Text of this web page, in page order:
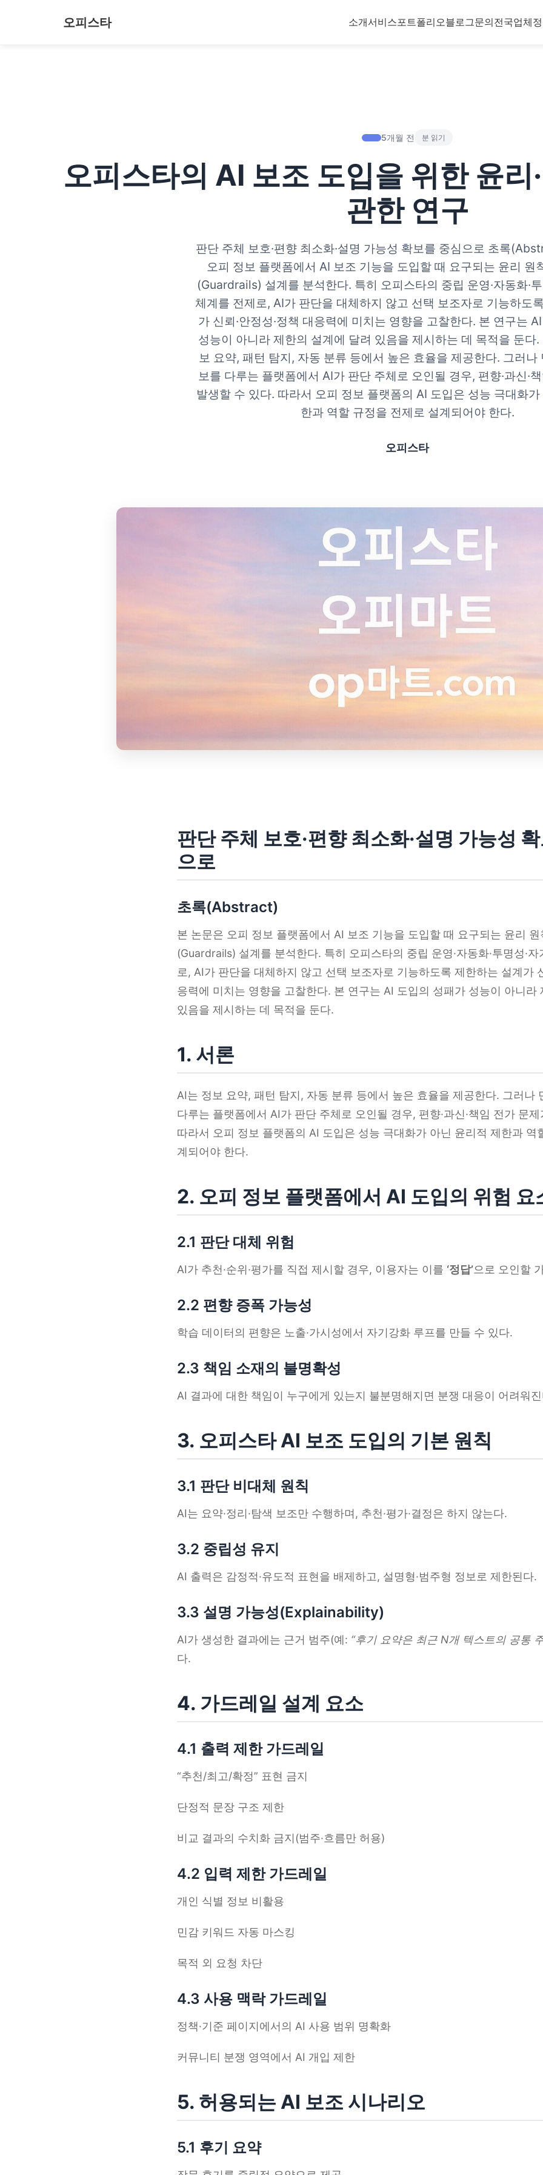
오피스타 소개서비스포트폴리오블로그문의전국업체
5개월 전 분 읽기
오피스타의 AI 보조 도입을 위한 윤리
관한 연구
판단 주체 보호·편향 최소화·설명 가능성 확보를 중심으로 초록
오피 정보 플랫폼에서 AI 보조 기능을 도입할 때 요구되는 윤리 원
(Guardrails) 설계를 분석한다. 특히 오피스타의 중립 운영·자동화·
체계를 전제로, AI가 판단을 대체하지 않고 선택 보조자로 기능하도
가 신뢰·안정성·정책 대응력에 미치는 영향을 고찰한다. 본 연구는
성능이 아니라 제한의 설계에 달려 있음을 제시하는 데 목적을 둔다.
보 요약, 패턴 탐지, 자동 분류 등에서 높은 효율을 제공한다. 그러나
보를 다루는 플랫폼에서 AI가 판단 주체로 오인될 경우, 편향·과신·
발생할 수 있다. 따라서 오피 정보 플랫폼의 AI 도입은 성능 극대화
한과 역할 규정을 전제로 설계되어야 한다.
오피스타
판단 주체 보호·편향 최소화·설명 가능성
으로
초록(Abstract)
본 논문은 오피 정보 플랫폼에서 AI 보조 기능을 도입할 때 요구되는 윤리
(Guardrails) 설계를 분석한다. 특히 오피스타의 중립 운영·자동화·투명성·
로, AI가 판단을 대체하지 않고 선택 보조자로 기능하도록 제한하는 설계가
응력에 미치는 영향을 고찰한다. 본 연구는 AI 도입의 성패가 성능이 아니라
있음을 제시하는 데 목적을 둔다.
1. 서론
AI는 정보 요약, 패턴 탐지, 자동 분류 등에서 높은 효율을 제공한다. 그러나
다루는 플랫폼에서 AI가 판단 주체로 오인될 경우, 편향·과신·책임 전가 문
따라서 오피 정보 플랫폼의 AI 도입은 성능 극대화가 아닌 윤리적 제한과 역
계되어야 한다.
2. 오피 정보 플랫폼에서 AI 도입의 위험 요
2.1 판단 대체 위험
AI가 추천·순위·평가를 직접 제시할 경우, 이용자는 이를 ‘정답’으로 오인할
2.2 편향 증폭 가능성
학습 데이터의 편향은 노출·가시성에서 자기강화 루프를 만들 수 있다.
2.3 책임 소재의 불명확성
AI 결과에 대한 책임이 누구에게 있는지 불분명해지면 분쟁 대응이 어려워
3. 오피스타 AI 보조 도입의 기본 원칙
3.1 판단 비대체 원칙
AI는 요약·정리·탐색 보조만 수행하며, 추천·평가·결정은 하지 않는다.
3.2 중립성 유지
AI 출력은 감정적·유도적 표현을 배제하고, 설명형·범주형 정보로 제한된다.
3.3 설명 가능성(Explainability)
AI가 생성한 결과에는 근거 범주(예: “후기 요약은 최근 N개 텍스트의 공통
다.
4. 가드레일 설계 요소
4.1 출력 제한 가드레일
“추천/최고/확정” 표현 금지
단정적 문장 구조 제한
비교 결과의 수치화 금지(범주·흐름만 허용)
4.2 입력 제한 가드레일
개인 식별 정보 비활용
민감 키워드 자동 마스킹
목적 외 요청 차단
4.3 사용 맥락 가드레일
정책·기준 페이지에서의 AI 사용 범위 명확화
커뮤니티 분쟁 영역에서 AI 개입 제한
5. 허용되는 AI 보조 시나리오
5.1 후기 요약